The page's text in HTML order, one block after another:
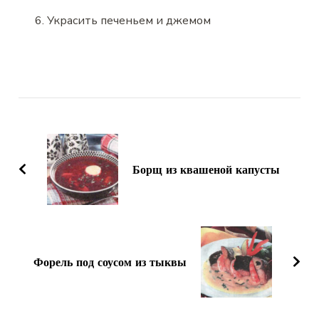
Украсить печеньем и джемом
записям
Борщ из квашеной капусты
Форель под соусом из тыквы